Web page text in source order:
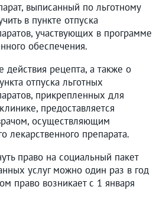
выписанный по льготному
в пункте отпуска
участвующих в программе
обеспечения.
рецепта, а также о
отпуска льготных
прикрепленных для
предоставляется
осуществляющим
лекарственного препарата.
право на социальный пакет
услуг можно один раз в год
право возникает с 1 января